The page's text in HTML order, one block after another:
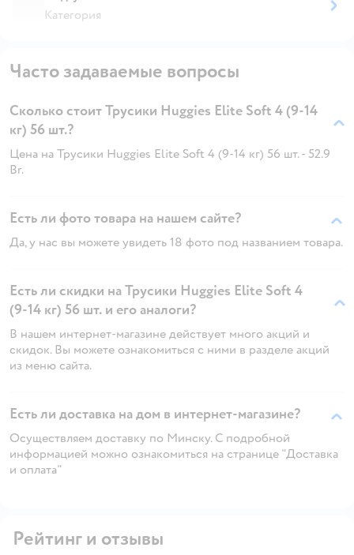
Категория
Часто задаваемые вопросы
Сколько стоит Трусики Huggies Elite Soft 4 (9-14
кг) 56 шт.?
Цена на Трусики Huggies Elite Soft 4 (9-14 кг) 56 шт. - 52.9
Br.
Есть ли фото товара на нашем сайте?
Да, у нас вы можете увидеть 18 фото под названием товара.
Есть ли скидки на Трусики Huggies Elite Soft 4
(9-14 кг) 56 шт. и его аналоги?
В нашем интернет-магазине действует много акций и
скидок. Вы можете ознакомиться с ними в разделе акций
из меню сайта.
Есть ли доставка на дом в интернет-магазине?
Осуществляем доставку по Минску. С подробной
информацией можно ознакомиться на странице "Доставка
и оплата"
Рейтинг и отзывы